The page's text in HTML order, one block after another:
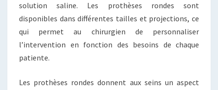
solution saline. Les prothèses rondes sont
disponibles dans différentes tailles et projections, ce
qui permet au chirurgien de personnaliser
l’intervention en fonction des besoins de chaque
patiente.
Les prothèses rondes donnent aux seins un aspect